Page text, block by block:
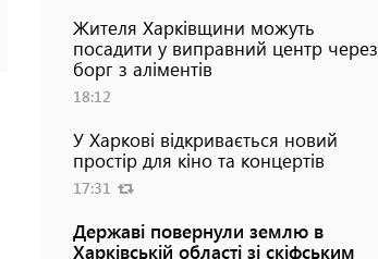
Жителя Харківщини можуть
посадити у виправний центр через
борг з аліментів
18:12
У Харкові відкривається новий
простір для кіно та концертів
17:31
Державі повернули землю в
Харківській області зі скіфським